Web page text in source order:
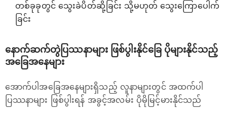
တစ်ခုခုတွင် သွေးခဲပိတ်ဆို့ခြင်း သို့မဟုတ် သွေးကြောပေါက်
ခြင်း
နောက်ဆက်တွဲပြဿနာများ ဖြစ်ပွါးနိုင်ခြေ ပိုများနိုင်သည့်
အခြေအနေများ
အောက်ပါအခြေအနေများရှိသည့် လူနာများတွင် အထက်ပါ
ပြဿနာများ ဖြစ်ပွါးရန် အခွင့်အလမ်း ပိုမိုမြင့်မားနိုင်သည်